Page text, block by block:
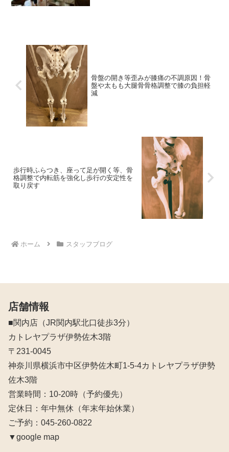
骨盤の開き等歪みが膝痛の不調原因！骨
盤や太もも大腿骨骨格調整で膝の負担軽
減
歩行時ふらつき、座って足が開く等、骨
格調整で内転筋を強化し歩行の安定性を
取り戻す
ホーム スタッフブログ
店舗情報
■関内店（JR関内駅北口徒歩3分）
カトレヤプラザ伊勢佐木3階
〒231-0045
神奈川県横浜市中区伊勢佐木町1-5-4カトレヤプラザ伊勢
佐木3階
営業時間：10‐20時（予約優先）
定休日：年中無休（年末年始休業）
ご予約：045-260-0822
▼google map